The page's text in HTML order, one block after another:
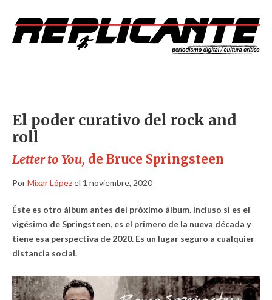
El poder curativo del rock and
roll
Letter to You, de Bruce Springsteen
PorMixar Lópezel 1 noviembre, 2020
Éste es otro álbum antes del próximo álbum. Incluso si es el
vigésimo de Springsteen, es el primero de la nueva década y
tiene esa perspectiva de 2020. Es un lugar seguro a cualquier
distancia social.